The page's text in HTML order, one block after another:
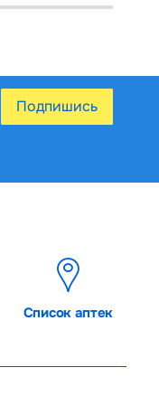
Подпишись
Список аптек